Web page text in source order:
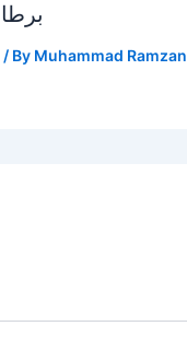
/ By Muhammad Ramzan